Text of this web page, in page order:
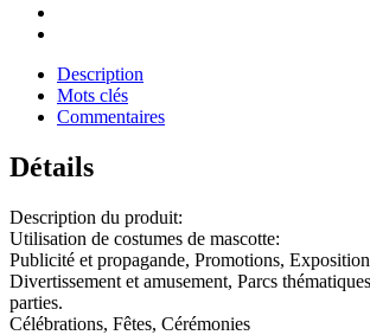
Description
Mots clés
Commentaires
Détails
Description du produit:
Utilisation de costumes de mascotte:
Publicité et propagande, Promotions,
Divertissement et amusement, Parcs
parties.
Célébrations, Fêtes, Cérémonies